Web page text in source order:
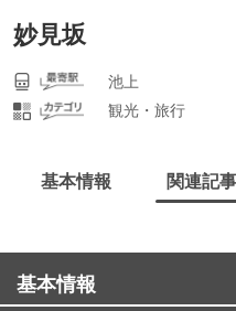
妙見坂
池上
観光・旅行
基本情報 関連記事
基本情報